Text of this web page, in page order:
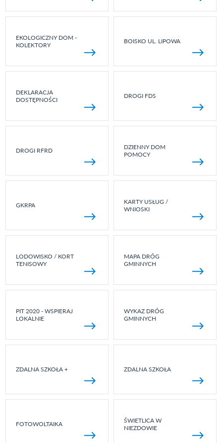
EKOLOGICZNY DOM -
KOLEKTORY
BOISKO UL. LIPOWA
DEKLARACJA
DOSTĘPNOŚCI
DROGI FDS
DROGI RFRD
DZIENNY DOM
POMOCY
GKRPA
KARTY USŁUG /
WNIOSKI
LODOWISKO / KORT
TENISOWY
MAPA DRÓG
GMINNYCH
PIT 2020 - WSPIERAJ
LOKALNIE
WYKAZ DRÓG
GMINNYCH
ZDALNA SZKOŁA + ZDALNA SZKOŁA
FOTOWOLTAIKA
ŚWIETLICA W
NIEZDOWIE